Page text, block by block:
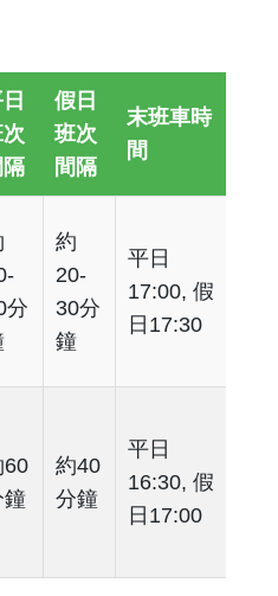
隔
假日
班次
間隔
末班車時
間
分
約
20-
30分
鐘
平日
17:00, 假
日17:30
60
鐘
約40
分鐘
平日
16:30, 假
日17:00